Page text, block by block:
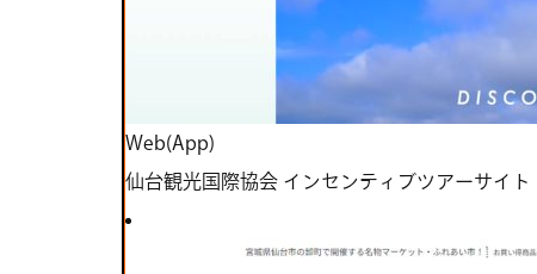
Web(App)
仙台観光国際協会 インセンティブツアーサイト